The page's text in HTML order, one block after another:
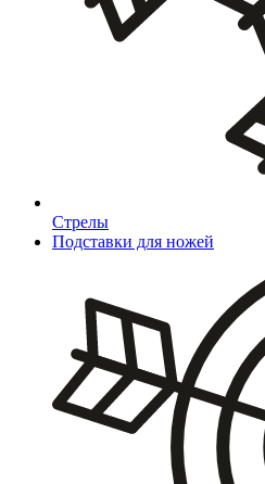
Стрелы
Подставки для ножей